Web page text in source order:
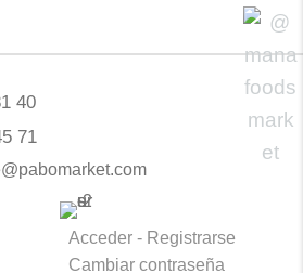
40
71
Acceder - Registrarse
Cambiar contraseña